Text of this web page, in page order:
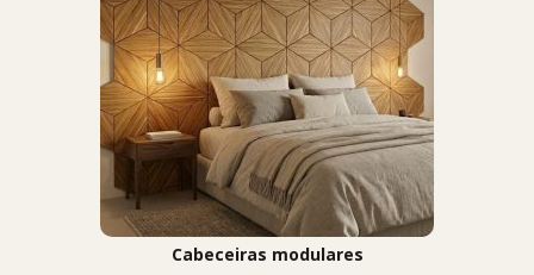
Cabeceiras modulares